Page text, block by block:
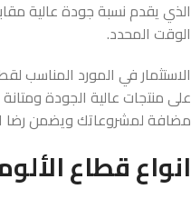
الذي يقدم نسبة جودة عالية
الوقت المحدد.
على منتجات عالية الجودة
مضافة لمشروعاتك ويضمن رضا
انواع قطاع